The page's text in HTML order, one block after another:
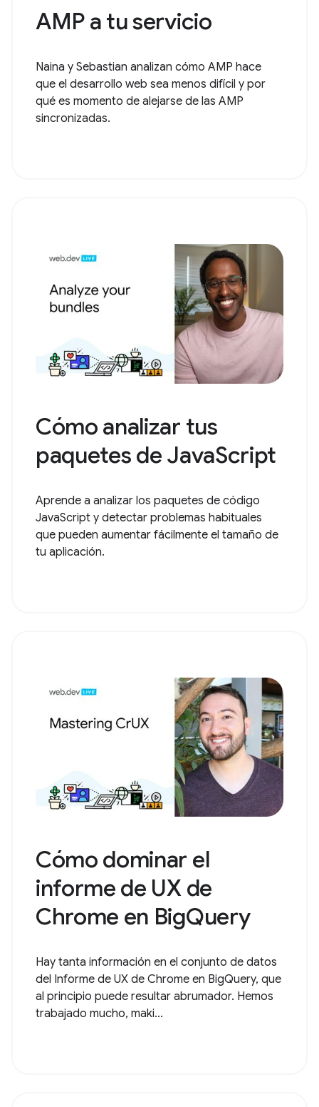
AMP a tu servicio
Naina y Sebastian analizan cómo AMP hace
que el desarrollo web sea menos difícil y por
qué es momento de alejarse de las AMP
sincronizadas.
Cómo analizar tus
paquetes de JavaScript
Aprende a analizar los paquetes de código
JavaScript y detectar problemas habituales
que pueden aumentar fácilmente el tamaño de
tu aplicación.
Cómo dominar el
informe de UX de
Chrome en BigQuery
Hay tanta información en el conjunto de datos
del Informe de UX de Chrome en BigQuery, que
al principio puede resultar abrumador. Hemos
trabajado mucho, maki...